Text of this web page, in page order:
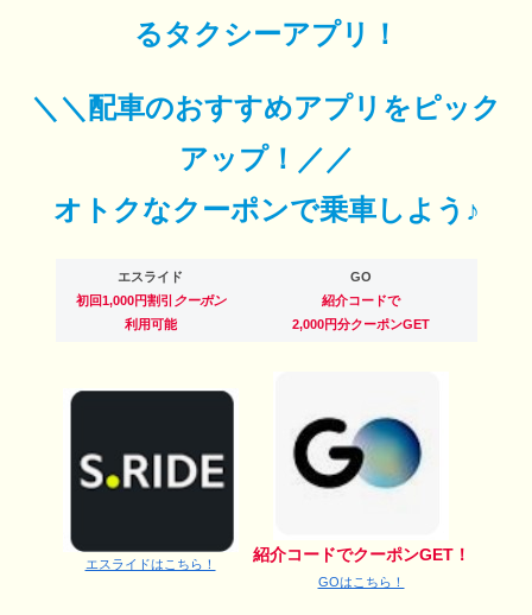
るタクシーアプリ！
＼＼配車のおすすめアプリをピック
アップ！／／
オトクなクーポンで乗車しよう♪
エスライド
初回1,000円割引 クーポン
利用可能
GO
紹介コードで
2,000円分クーポンGET
エスライドはこちら！
紹介コードでクーポンGET！
GOはこちら！